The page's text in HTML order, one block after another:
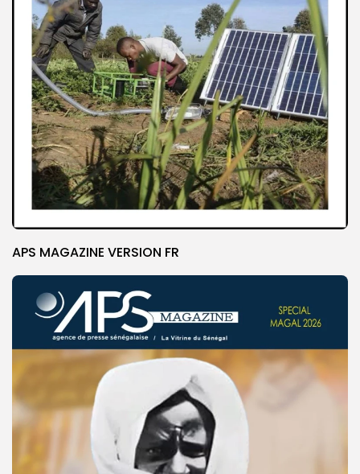
APS MAGAZINE VERSION FR